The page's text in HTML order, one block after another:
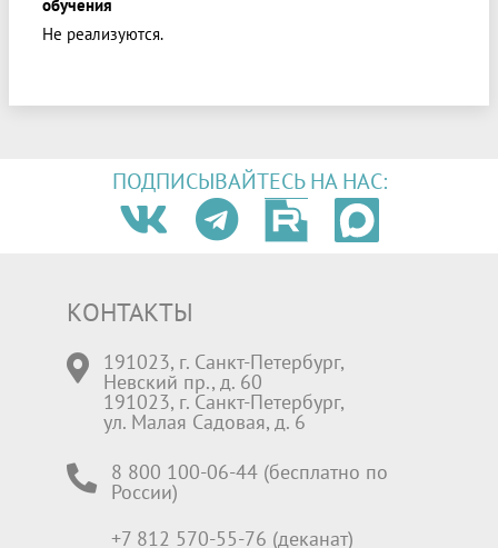
обучения
Не реализуются.
ПОДПИСЫВАЙТЕСЬ НА НАС:
КОНТАКТЫ
191023, г. Санкт-Петербург,
Невский пр., д. 60
191023, г. Санкт-Петербург,
ул. Малая Садовая, д. 6
8 800 100-06-44 (бесплатно по
России)
+7 812 570-55-76 (деканат)